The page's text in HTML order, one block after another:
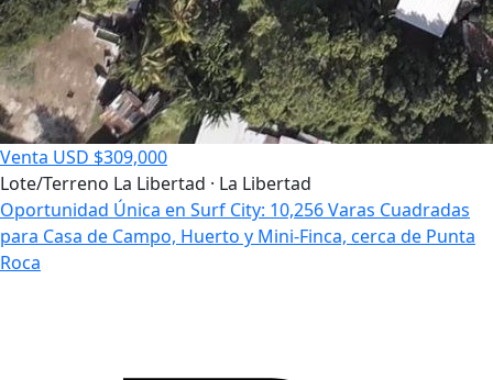
Venta USD $309,000
Lote/Terreno La Libertad · La Libertad
Oportunidad Única en Surf City: 10,256 Varas Cuadradas
para Casa de Campo, Huerto y Mini-Finca, cerca de Punta
Roca